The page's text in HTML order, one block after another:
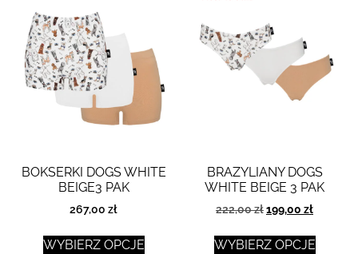
BOKSERKI DOGS WHITE
BEIGE3 PAK
267,00 zł
WYBIERZ OPCJE
BRAZYLIANY DOGS
WHITE BEIGE 3 PAK
222,00zł199,00 zł
WYBIERZ OPCJE